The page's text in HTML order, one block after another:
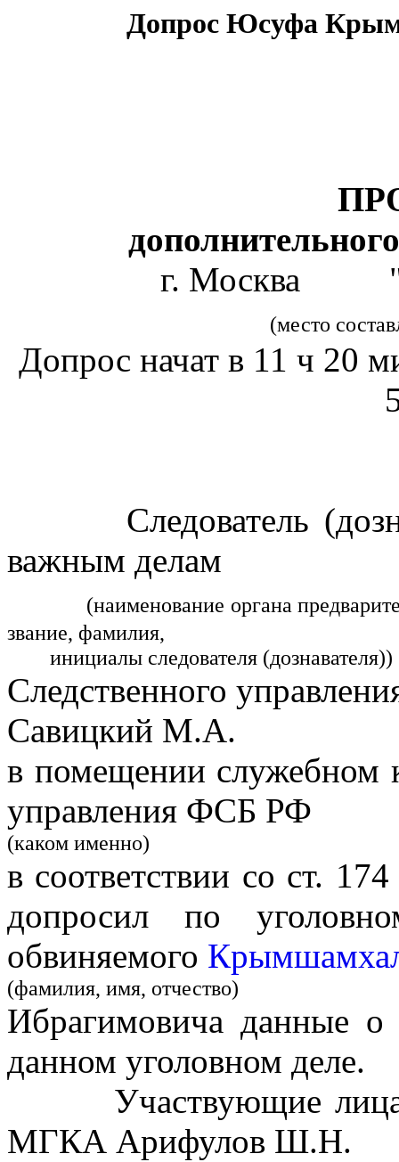
Допрос Юсуфа
г. Москва
(место
Допрос начат в 11 ч
Следователь
важным делам
(наименование органа
звание, фамилия,
инициалы следователя (дознавателя))
Следственного
Савицкий М.А.
в помещении служебном
управления ФСБ РФ
(каком именно)
в соответствии со ст.
допросил по
обвиняемого
(фамилия, имя, отчество)
Ибрагимовича данные о
данном уголовном деле.
Участвующие лица
МГКА Арифулов Ш.Н.